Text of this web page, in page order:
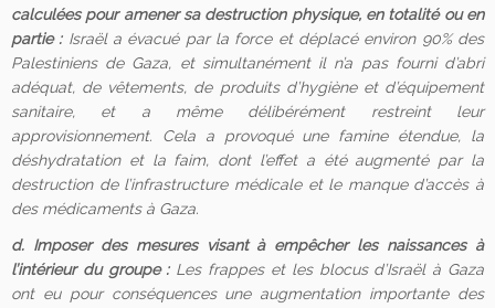
calculées pour amener sa destruction physique, en totalité ou en
partie :Israël a évacué par la force et déplacé environ 90% des
Palestiniens de Gaza, et simultanément il n’a pas fourni d’abri
adéquat, de vêtements, de produits d’hygiène et d’équipement
sanitaire, et a même délibérément restreint leur
approvisionnement. Cela a provoqué une famine étendue, la
déshydratation et la faim, dont l’effet a été augmenté par la
destruction de l’infrastructure médicale et le manque d’accès à
des médicaments à Gaza.
d. Imposer des mesures visant à empêcher les naissances à
l’intérieur du groupe : Les frappes et les blocus d’Israël à Gaza
ont eu pour conséquences une augmentation importante des